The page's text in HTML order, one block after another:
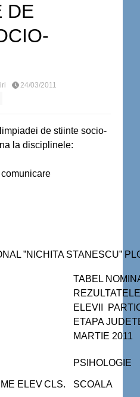
DE
24/03/2011
de stiinte socio-
la disciplinele:
”NICHITA STANESCU”
TABEL
ELEVII
ETAPA
MARTIE 2011
PSIHOLOGIE
ELEVCLS. SCOALA